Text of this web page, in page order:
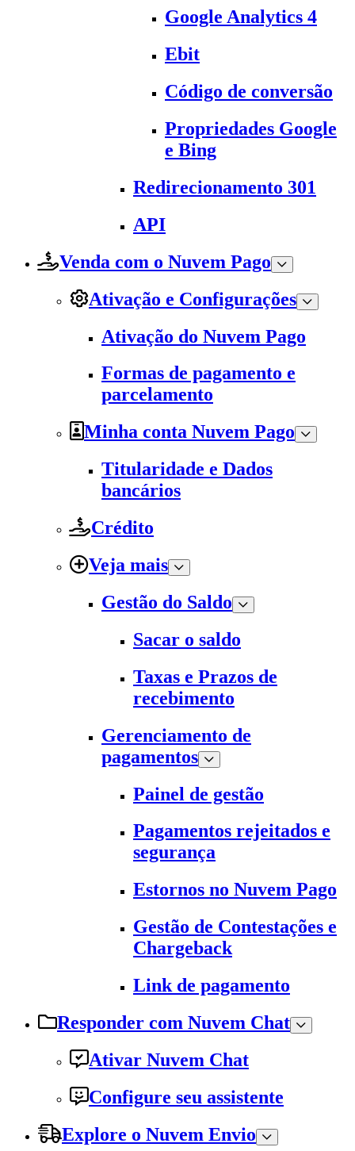
Google Analytics 4
Ebit
Código de conversão
Propriedades Google
e Bing
Redirecionamento 301
API
Venda com o Nuvem Pago
Ativação e Configurações
Ativação do Nuvem Pago
Formas de pagamento e
parcelamento
Minha conta Nuvem Pago
Titularidade e Dados
bancários
Crédito
Veja mais
Gestão do Saldo
Sacar o saldo
Taxas e Prazos de
recebimento
Gerenciamento de
pagamentos
Painel de gestão
Pagamentos rejeitados e
segurança
Estornos no Nuvem Pago
Gestão de Contestações e
Chargeback
Link de pagamento
Responder com Nuvem Chat
Ativar Nuvem Chat
Configure seu assistente
Explore o Nuvem Envio